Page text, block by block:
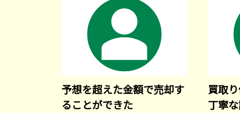
予想を超えた金額で売却す
ることができた
買取
丁寧